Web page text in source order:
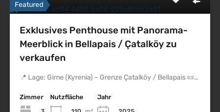
Featured
Exklusives Penthouse mit Panorama-
Meerblick in Bellapais / Çatalköy zu
verkaufen
📍 Lage: Girne (Kyrenia) – Grenze Çatalköy / Bellapais 📜…
Zimmer
Nutzfläche
Jahr
Datenschutz
Nordzypern
Northskyproperty
Erdem Citil